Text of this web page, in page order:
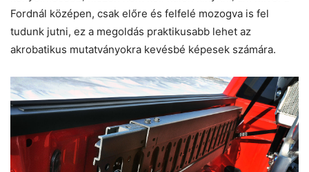
Fordnál középen, csak előre és felfelé mozogva is fel
tudunk jutni, ez a megoldás praktikusabb lehet az
akrobatikus mutatványokra kevésbé képesek számára.